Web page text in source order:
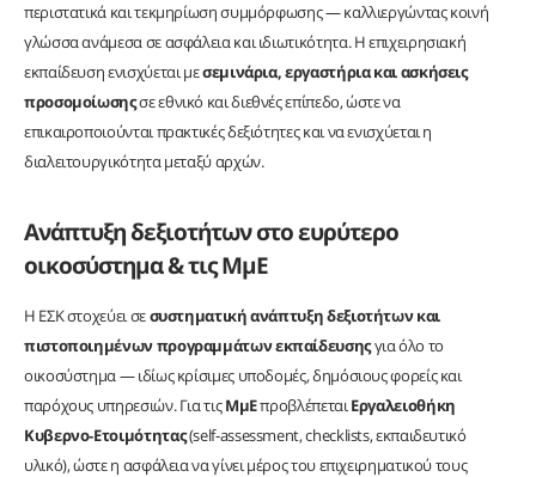
περιστατικά και τεκμηρίωση συμμόρφωσης — καλλιεργώντας κοινή
γλώσσα ανάμεσα σε ασφάλεια και ιδιωτικότητα. Η επιχειρησιακή
εκπαίδευση ενισχύεται μεσεμινάρια, εργαστήρια και ασκήσεις
προσομοίωσηςσε εθνικό και διεθνές επίπεδο, ώστε να
επικαιροποιούνται πρακτικές δεξιότητες και να ενισχύεται η
διαλειτουργικότητα μεταξύ αρχών.
Ανάπτυξη δεξιοτήτων στο ευρύτερο
οικοσύστημα & τις ΜμΕ
Η ΕΣΚ στοχεύει σεσυστηματική ανάπτυξη δεξιοτήτων και
πιστοποιημένων προγραμμάτων εκπαίδευσηςγια όλο το
οικοσύστημα — ιδίως κρίσιμες υποδομές, δημόσιους φορείς και
παρόχους υπηρεσιών. Για τιςΜμΕπροβλέπεταιΕργαλειοθήκη
Κυβερνο‑Ετοιμότητας(self‑assessment, checklists, εκπαιδευτικό
υλικό), ώστε η ασφάλεια να γίνει μέρος του επιχειρηματικού τους